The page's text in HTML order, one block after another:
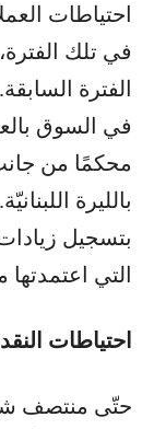
احتياطات
في تلك
الفترة
في السوق
محكمًا من
بالليرة
بتسجيل
التي اعتمدتها
احتياطات
حتّى منتصف